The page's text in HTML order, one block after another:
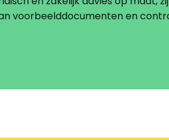
voorbeelddocumenten en